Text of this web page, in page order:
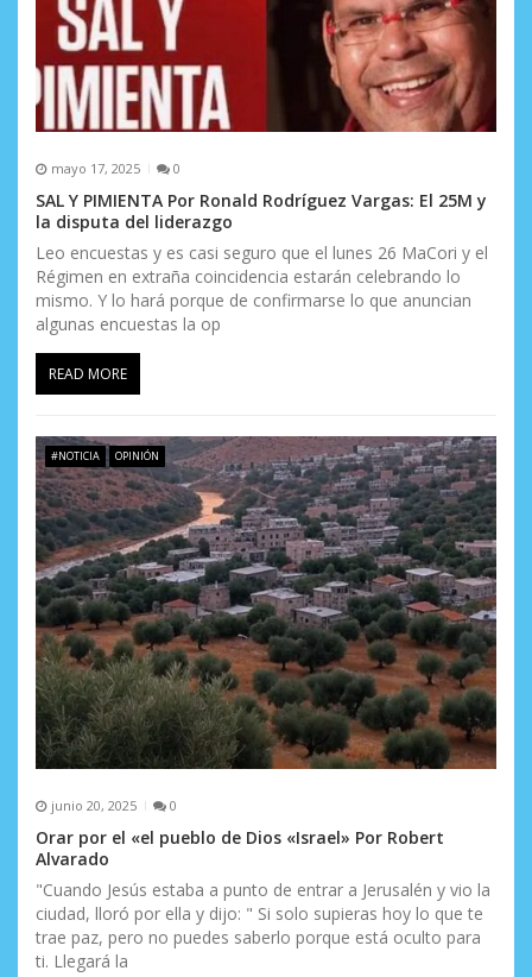
mayo 17, 2025 0
SAL Y PIMIENTA Por Ronald Rodríguez Vargas: El 25M y
la disputa del liderazgo
Leo encuestas y es casi seguro que el lunes 26 MaCori y el
Régimen en extraña coincidencia estarán celebrando lo
mismo. Y lo hará porque de confirmarse lo que anuncian
algunas encuestas la op
READ MORE
#NOTICIA OPINIÓN
junio 20, 2025 0
Orar por el «el pueblo de Dios «Israel» Por Robert
Alvarado
"Cuando Jesús estaba a punto de entrar a Jerusalén y vio la
ciudad, lloró por ella y dijo: " Si solo supieras hoy lo que te
trae paz, pero no puedes saberlo porque está oculto para
ti. Llegará la